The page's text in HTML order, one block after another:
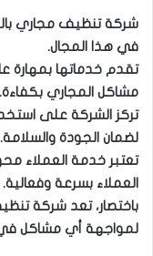
شركة تنظيف مجاري
في هذا المجال.
تقدم خدماتها
مشاكل المجاري بكفاءة.
تركز الشركة على
لضمان الجودة والسلامة.
تعتبر خدمة العملاء
العملاء بسرعة وفعالية.
باختصار، تعد شركة
لمواجهة أي مشاكل